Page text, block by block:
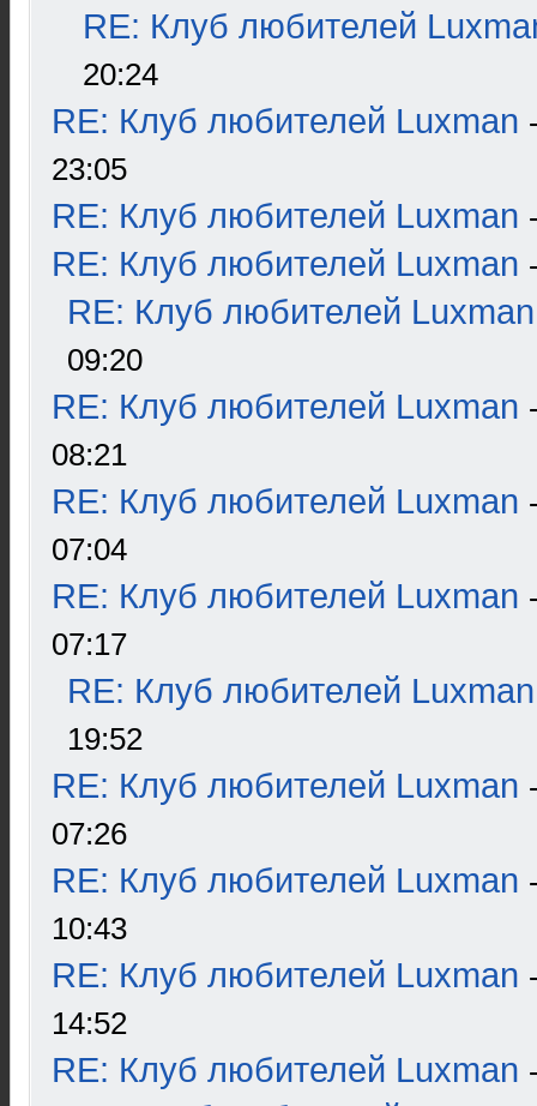
RE: Клуб любителей
20:24
RE: Клуб любителей Luxman
23:05
RE: Клуб любителей Luxman
RE: Клуб любителей Luxman
RE: Клуб любителей Luxman
09:20
RE: Клуб любителей Luxman
08:21
RE: Клуб любителей Luxman
07:04
RE: Клуб любителей Luxman
07:17
RE: Клуб любителей Luxman
19:52
RE: Клуб любителей Luxman
07:26
RE: Клуб любителей Luxman
10:43
RE: Клуб любителей Luxman
14:52
RE: Клуб любителей Luxman